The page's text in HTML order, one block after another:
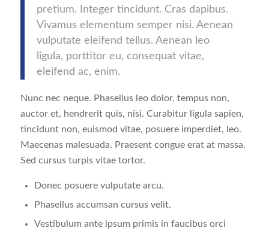
pretium. Integer tincidunt. Cras dapibus.
Vivamus elementum semper nisi. Aenean
vulputate eleifend tellus. Aenean leo
ligula, porttitor eu, consequat vitae,
eleifend ac, enim.
Nunc nec neque. Phasellus leo dolor, tempus non,
auctor et, hendrerit quis, nisi. Curabitur ligula sapien,
tincidunt non, euismod vitae, posuere imperdiet, leo.
Maecenas malesuada. Praesent congue erat at massa.
Sed cursus turpis vitae tortor.
Donec posuere vulputate arcu.
Phasellus accumsan cursus velit.
Vestibulum ante ipsum primis in faucibus orci